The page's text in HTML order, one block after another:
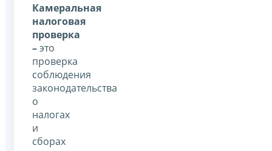
Камеральная
налоговая
проверка
–это
проверка
соблюдения
законодательства
о
налогах
и
сборах